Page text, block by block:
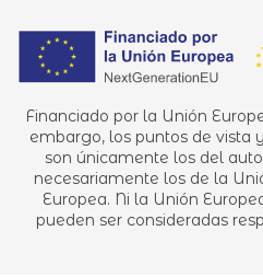
Financiado por la Unión
embargo, los puntos de vista
son únicamente los del
necesariamente los de la
Europea. Ni la Unión
pueden ser consideradas